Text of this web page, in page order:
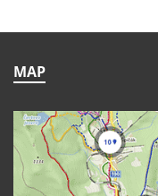
MAP